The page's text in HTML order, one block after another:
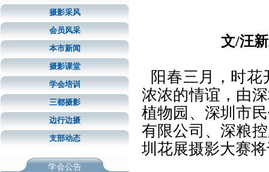
摄影采风
会员风采
本市新闻
摄影课堂
学会培训
三都摄影
边行边摄
支部动态
学会公告
为了方便学会会员进行创
作、充分利用学会的资源，学
会将根据天气情况或学会举办
的各项摄影大赛及全国各项摄
影大赛征稿有关的活动，不定
期进行一些采风创作。组织会
员到深圳市各地进行拍摄（详
<P> 官方微博：@深圳市民俗
文/汪
阳春三月，时花
浓浓的情谊，由
植物园、深圳市
有限公司、深粮
圳花展摄影大赛